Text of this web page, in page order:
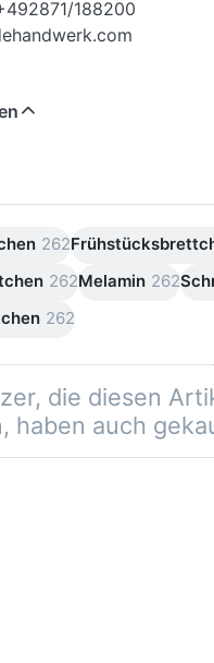
188200
262
262Melamin 262
262
die diesen
haben auch